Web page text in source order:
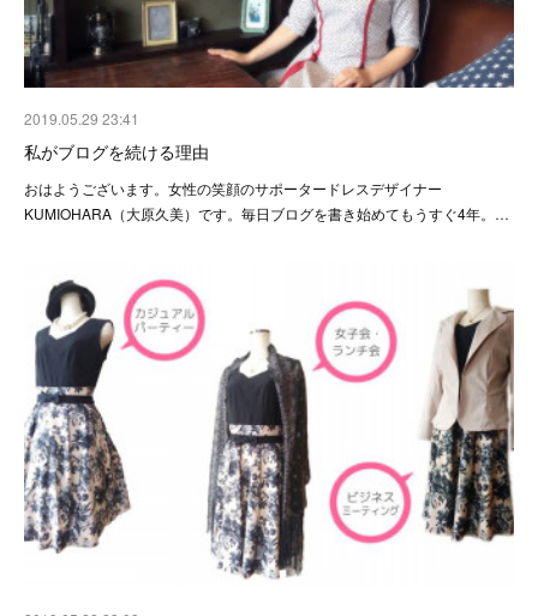
2019.05.29 23:41
私がブログを続ける理由
おはようございます。女性の笑顔のサポータードレスデザイナー
KUMIOHARA（大原久美）です。毎日ブログを書き始めてもうすぐ4年。…